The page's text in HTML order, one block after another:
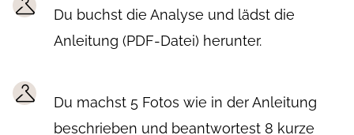
Du buchst die Analyse und lädst die
Anleitung (PDF-Datei) herunter.
Du machst 5 Fotos wie in der Anleitung
beschrieben und beantwortest 8 kurze